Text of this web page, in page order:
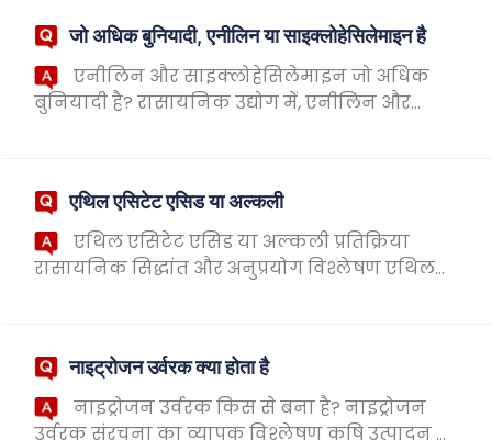
जो अधिक बुनियादी, एनीलिन या साइक्लोहेसिलेमाइन है
एनीलिन और साइक्लोहेसिलेमाइन जो अधिक
बुनियादी है? रासायनिक उद्योग में, एनीलिन और
एथिल एसिटेट एसिड या अल्कली
एथिल एसिटेट एसिड या अल्कली प्रतिक्रिया
रासायनिक सिद्धांत और अनुप्रयोग विश्लेषण एथिल
नाइट्रोजन उर्वरक क्या होता है
नाइट्रोजन उर्वरक किस से बना है? नाइट्रोजन
उर्वरक संरचना का व्यापक विश्लेषण कृषि उत्पादन में,